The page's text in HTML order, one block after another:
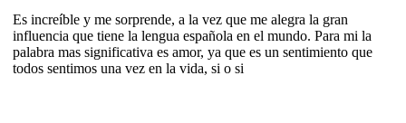
Es increíble y me sorprende, a la vez que me alegra la gran
influencia que tiene la lengua española en el mundo. Para mi la
palabra mas significativa es amor, ya que es un sentimiento que
todos sentimos una vez en la vida, si o si